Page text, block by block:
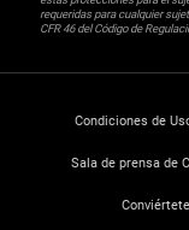
requeridas para cualquier
CFR 46 del Código de
Condiciones de
Sala de prensa de